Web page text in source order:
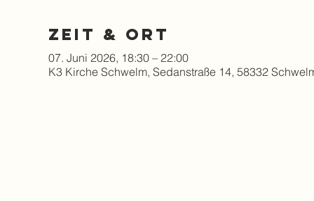
Zeit & Ort
07. Juni 2026, 18:30 – 22:00
K3 Kirche Schwelm, Sedanstraße 14, 58332